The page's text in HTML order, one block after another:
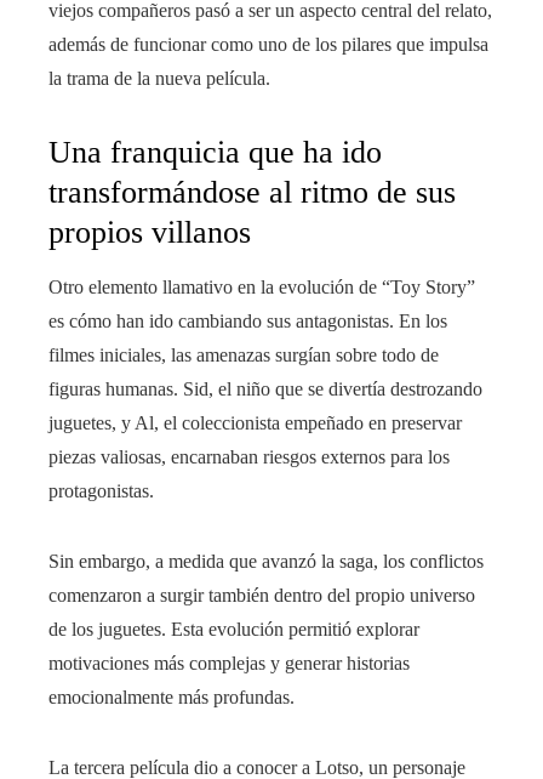
viejos compañeros pasó a ser un aspecto central del relato,
además de funcionar como uno de los pilares que impulsa
la trama de la nueva película.
Una franquicia que ha ido
transformándose al ritmo de sus
propios villanos
Otro elemento llamativo en la evolución de “Toy Story”
es cómo han ido cambiando sus antagonistas. En los
filmes iniciales, las amenazas surgían sobre todo de
figuras humanas. Sid, el niño que se divertía destrozando
juguetes, y Al, el coleccionista empeñado en preservar
piezas valiosas, encarnaban riesgos externos para los
protagonistas.
Sin embargo, a medida que avanzó la saga, los conflictos
comenzaron a surgir también dentro del propio universo
de los juguetes. Esta evolución permitió explorar
motivaciones más complejas y generar historias
emocionalmente más profundas.
La tercera película dio a conocer a Lotso, un personaje